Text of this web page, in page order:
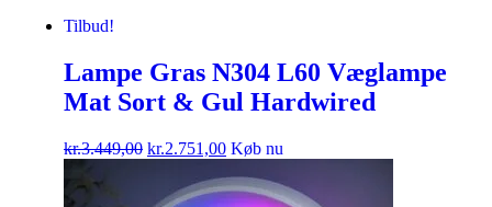
Tilbud!
Lampe Gras N304 L60 Væglampe
Mat Sort & Gul Hardwired
kr.3.449,00 kr.2.751,00 Køb nu